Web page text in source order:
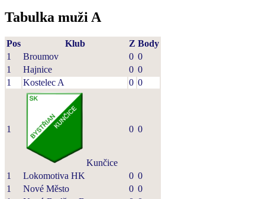
Tabulka muži A
Pos Klub Z Body
1
Broumov 0 0
1
Hajnice 0 0
1
Kostelec A 0 0
1
Kunčice
0 0
1 Lokomotiva HK 0 0
1
Nové Město 0 0